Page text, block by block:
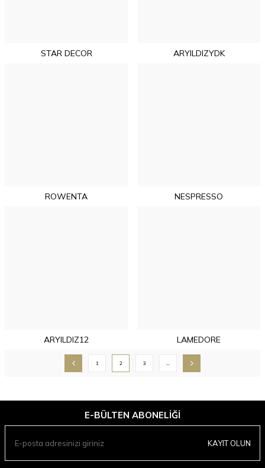
STAR DECOR ARYILDIZYDK
ROWENTA NESPRESSO
ARYILDIZ12 LAMEDORE
1 2 3 …
E-BÜLTEN ABONELIĞI
KAYIT OLUN